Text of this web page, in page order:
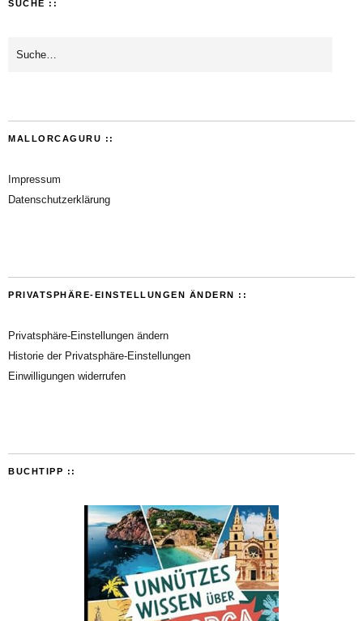
SUCHE ::
MALLORCAGURU ::
Impressum
Datenschutzerklärung
PRIVATSPHÄRE-EINSTELLUNGEN ÄNDERN ::
Privatsphäre-Einstellungen ändern
Historie der Privatsphäre-Einstellungen
Einwilligungen widerrufen
BUCHTIPP ::